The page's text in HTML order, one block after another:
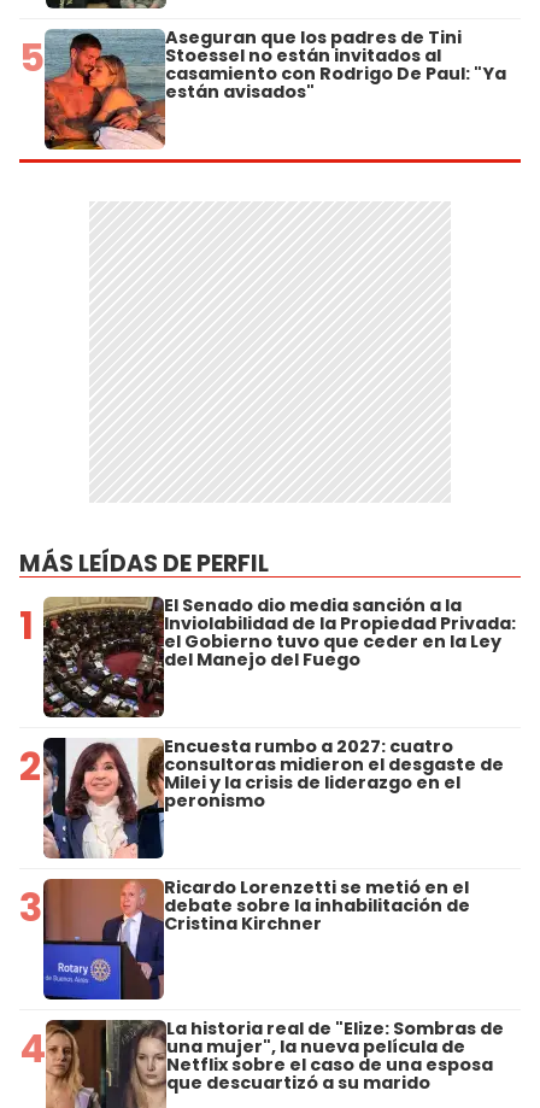
5 Aseguran que los padres de Tini
Stoessel no están invitados al
casamiento con Rodrigo De Paul: "Ya
están avisados"
MÁS LEÍDAS DE PERFIL
1 El Senado dio media sanción a la
Inviolabilidad de la Propiedad Privada:
el Gobierno tuvo que ceder en la Ley
del Manejo del Fuego
2 Encuesta rumbo a 2027: cuatro
consultoras midieron el desgaste de
Milei y la crisis de liderazgo en el
peronismo
3 Ricardo Lorenzetti se metió en el
debate sobre la inhabilitación de
Cristina Kirchner
4 La historia real de "Elize: Sombras de
una mujer", la nueva película de
Netflix sobre el caso de una esposa
que descuartizó a su marido